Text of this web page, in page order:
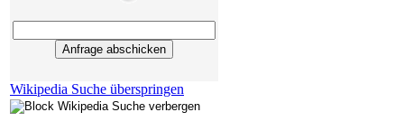
Wikipedia Suche überspringen